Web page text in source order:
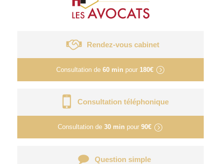
Rendez-vous cabinet
Consultation de 60 min pour 180€
Consultation téléphonique
Consultation de 30 min pour 90€
Question simple